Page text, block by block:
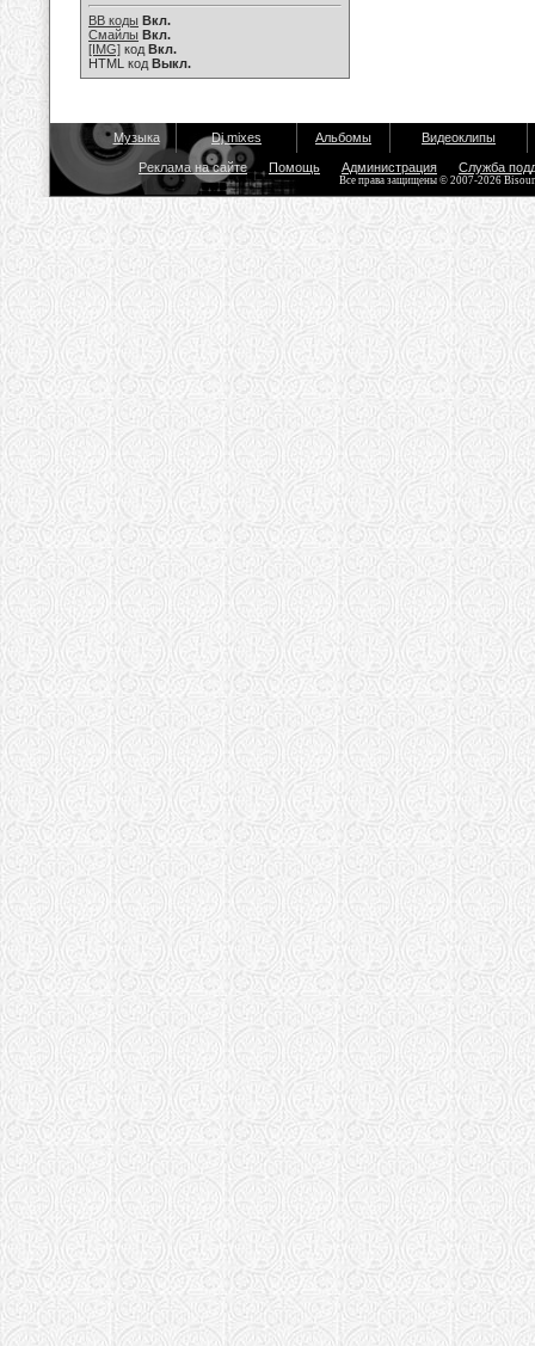
BB коды Вкл.
Смайлы Вкл.
[IMG] код Вкл.
HTML код Выкл.
Музыка Dj mixes Альбомы Видеоклипы
Реклама на сайте Помощь Администрация Служба
Все права защищены © 2007-2026